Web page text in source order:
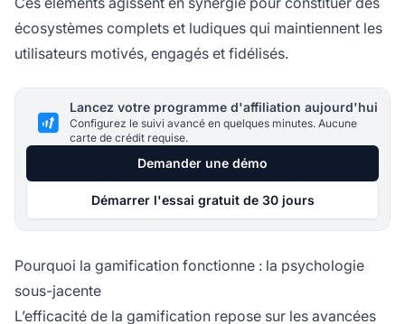
écosystèmes complets et ludiques qui maintiennent les
utilisateurs motivés, engagés et fidélisés.
Lancez votre programme d'affiliation aujourd'hui
Configurez le suivi avancé en quelques minutes. Aucune
carte de crédit requise.
Demander une démo
Démarrer l'essai gratuit de 30 jours
Pourquoi la gamification fonctionne : la psychologie
sous-jacente
L’efficacité de la gamification repose sur les avancées